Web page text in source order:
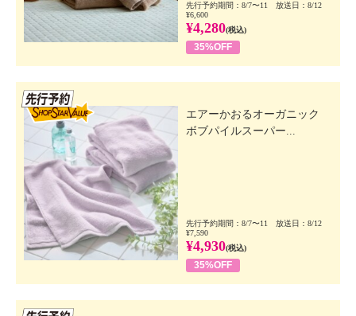
先行予約期間：8/7〜11 放送日：8/12
¥6,600
¥4,280(税込)
35%OFF
エアーかおるオーガニック
ボブパイルスーパー...
先行予約期間：8/7〜11 放送日：8/12
¥7,590
¥4,930(税込)
35%OFF